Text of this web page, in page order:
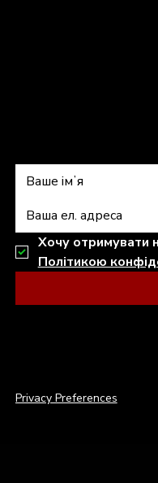
Політикою
Privacy Preferences